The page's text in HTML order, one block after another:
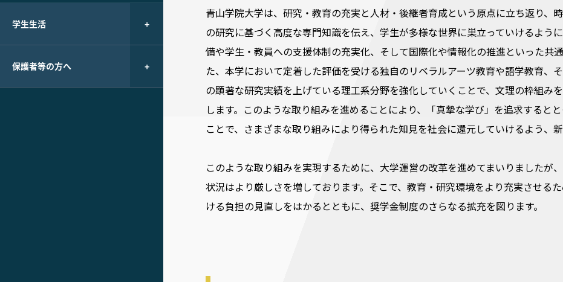
学生生活
保護者等の方へ
青山学院大学は、研究・教育の充実と人材・後継者育成という原点に立ち返り、
の研究に基づく高度な専門知識を伝え、学生が多様な世界に巣立っていけるよう
備や学生・教員への支援体制の充実化、そして国際化や情報化の推進といった共
た、本学において定着した評価を受ける独自のリベラルアーツ教育や語学教育、
の顕著な研究実績を上げている理工系分野を強化していくことで、文理の枠組み
します。このような取り組みを進めることにより、「真摯な学び」を追求すると
ことで、さまざまな取り組みにより得られた知見を社会に還元していけるよう、
このような取り組みを実現するために、大学運営の改革を進めてまいりましたが
状況はより厳しさを増しております。そこで、教育・研究環境をより充実させる
ける負担の見直しをはかるとともに、奨学金制度のさらなる拡充を図ります。